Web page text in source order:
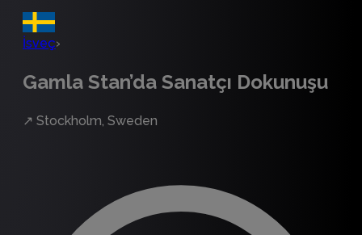
İsveç›
Gamla Stan’da Sanatçı Dokunuşu
↗ Stockholm, Sweden